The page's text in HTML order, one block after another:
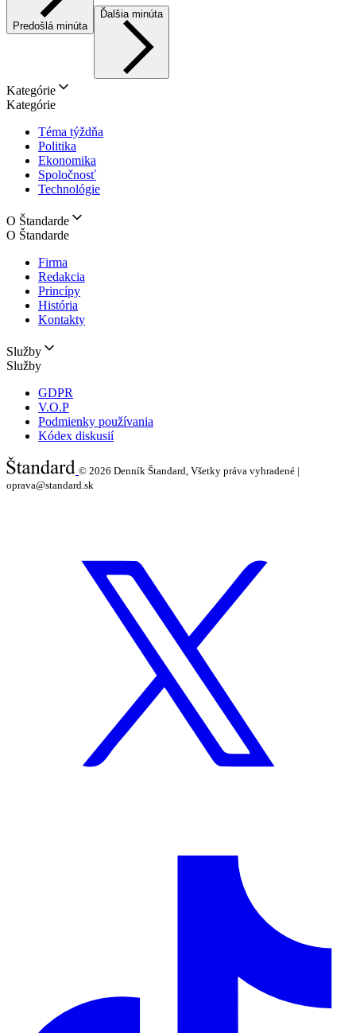
Predošlá minúta
Ďalšia minúta
Kategórie
Kategórie
Téma týždňa
Politika
Ekonomika
Spoločnosť
Technológie
O Štandarde
O Štandarde
Firma
Redakcia
Princípy
História
Kontakty
Služby
Služby
GDPR
V.O.P
Podmienky používania
Kódex diskusií
© 2026 Denník Štandard, Všetky práva vyhradené |
oprava@standard.sk